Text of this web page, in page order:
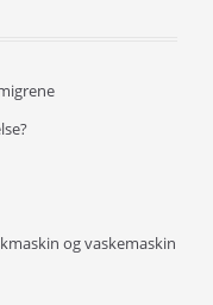
og vaskemaskin